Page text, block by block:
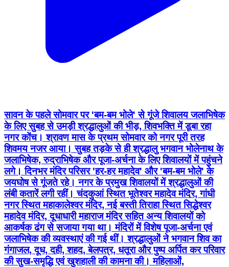
सावन के पहले सोमवार पर 'बम-बम भोले' से गूंजे शिवालय जलाभिषेक
के लिए सुबह से उमड़ी श्रद्धालुओं की भीड़, शिवभक्ति में डूबा रहा
नगर कोंच। श्रावण मास के प्रथम सोमवार को नगर पूरी तरह
शिवमय नजर आया। सुबह तड़के से ही श्रद्धालु भगवान भोलेनाथ के
जलाभिषेक, रुद्राभिषेक और पूजा-अर्चना के लिए शिवालयों में पहुंचने
लगे। दिनभर मंदिर परिसर 'हर-हर महादेव' और 'बम-बम भोले' के
जयघोष से गूंजते रहे। नगर के प्रमुख शिवालयों में श्रद्धालुओं की
लंबी कतारें लगी रहीं। चंदकुआं स्थित भूतेश्वर महादेव मंदिर, गांधी
नगर स्थित महाकालेश्वर मंदिर, नई बस्ती तिराहा स्थित सिद्धेश्वर
महादेव मंदिर, दूधाधारी महाराज मंदिर सहित अन्य शिवालयों को
आकर्षक ढंग से सजाया गया था। मंदिरों में विशेष पूजा-अर्चना एवं
जलाभिषेक की व्यवस्थाएं की गई थीं। श्रद्धालुओं ने भगवान शिव का
गंगाजल, दूध, दही, शहद, बेलपत्र, धतूरा और पुष्प अर्पित कर परिवार
की सुख-समृद्धि एवं खुशहाली की कामना की। महिलाओं,